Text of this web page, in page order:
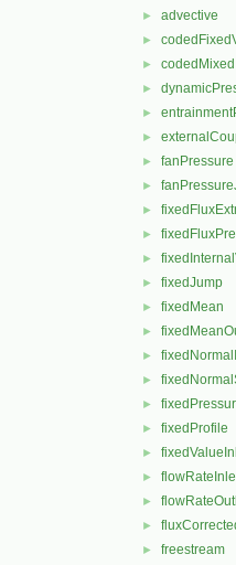
► advective
►
► codedMixed
►
►
►
► fanPressure
►
►
►
►
► fixedJump
► fixedMean
►
►
►
►
► fixedProfile
►
►
►
►
► freestream